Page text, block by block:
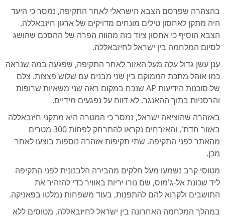
בהצהרה שפרסם הצבא הישראלי לאחר התקיפה, נמסר כי היעד
היה מתקן לאחסון טילים מונחים מדויקים של ארגון חיזבאללה.
הצבא הוסיף כי אחסון ציוד כזה מהווה הפרה של ההסכם שהושג
לסיום המלחמה בין ישראל לחיזבאללה.
ענן עשן גדול עלה מעל האזור לאחר התקיפה, שפגעה במה שנראה
כמו אוהל מתכת הממוקם בין שני מבנים עם שלוש פצצות. צלם
של סוכנות הידיעות AP שנכח במקום ראה שני משאיות שרופות
והרסניות בתוך ההאנגר. לא דווח על נפגעים מידיים.
באזהרה שהוציאה ישראל, נמסר כי המטרה היא מתקני חיזבאללה
באזור חדת', והאזרחים נקראו להתרחק לפחות 300 מטרים
מהאתר לפני התקיפה. שתי תקיפות אזהרה נוספות בוצעו לאחר
מכן.
מטוסי קרב נשמעו מעל חלקים מהבירה הלבנונית לפני התקיפה
ליד שכונת אל-ג'מוס, שם נורו יריות באוויר כדי להזהיר את
התושבים ולקרוא להם להתפנות, בעוד משפחות נמלטו בפאניקה.
במהלך המלחמה האחרונה בין ישראל לחיזבאללה, מטוסים ללא